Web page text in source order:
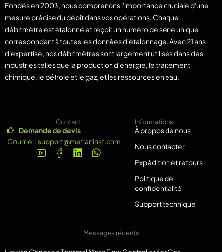
Fondés en 2003, nous comprenons l'importance cruciale d'une
mesure précise du débit dans vos opérations. Chaque
débitmètre est étalonné et reçoit un numéro de série unique
correspondant à toutes les données d'étalonnage. Avec 21 ans
d'expertise, nos débitmètres sont largement utilisés dans des
industries telles que la production d'énergie, le traitement
chimique, le pétrole et le gaz, et les ressources en eau.
Contact
Demande de devis
Courriel :support@metlaninst.com
Informations
À propos de nous
Nous contacter
Expédition et retours
Politique de
confidentialité
Support technique
Messages récents